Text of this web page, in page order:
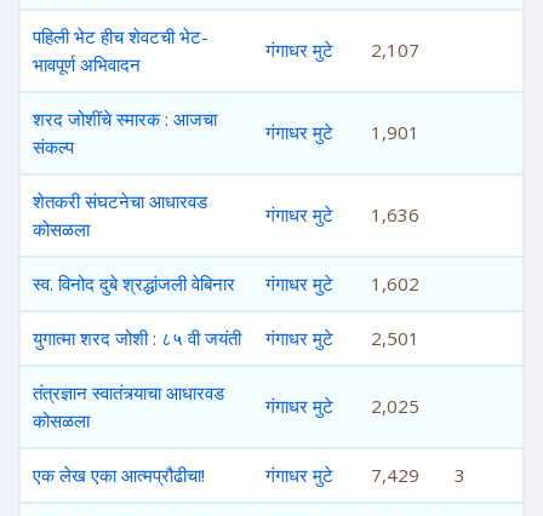
पहिली भेट हीच शेवटची भेट-
भावपूर्ण अभिवादन
गंगाधर मुटे 2,107
शरद जोशींचे स्मारक : आजचा
संकल्प
गंगाधर मुटे 1,901
शेतकरी संघटनेचा आधारवड
कोसळला
गंगाधर मुटे 1,636
स्व. विनोद दुबे श्रद्धांजली वेबिनार गंगाधर मुटे 1,602
युगात्मा शरद जोशी : ८५ वी जयंती गंगाधर मुटे 2,501
तंत्रज्ञान स्वातंत्र्याचा आधारवड
कोसळला
गंगाधर मुटे 2,025
एक लेख एका आत्मप्रौढीचा! गंगाधर मुटे 7,429 3